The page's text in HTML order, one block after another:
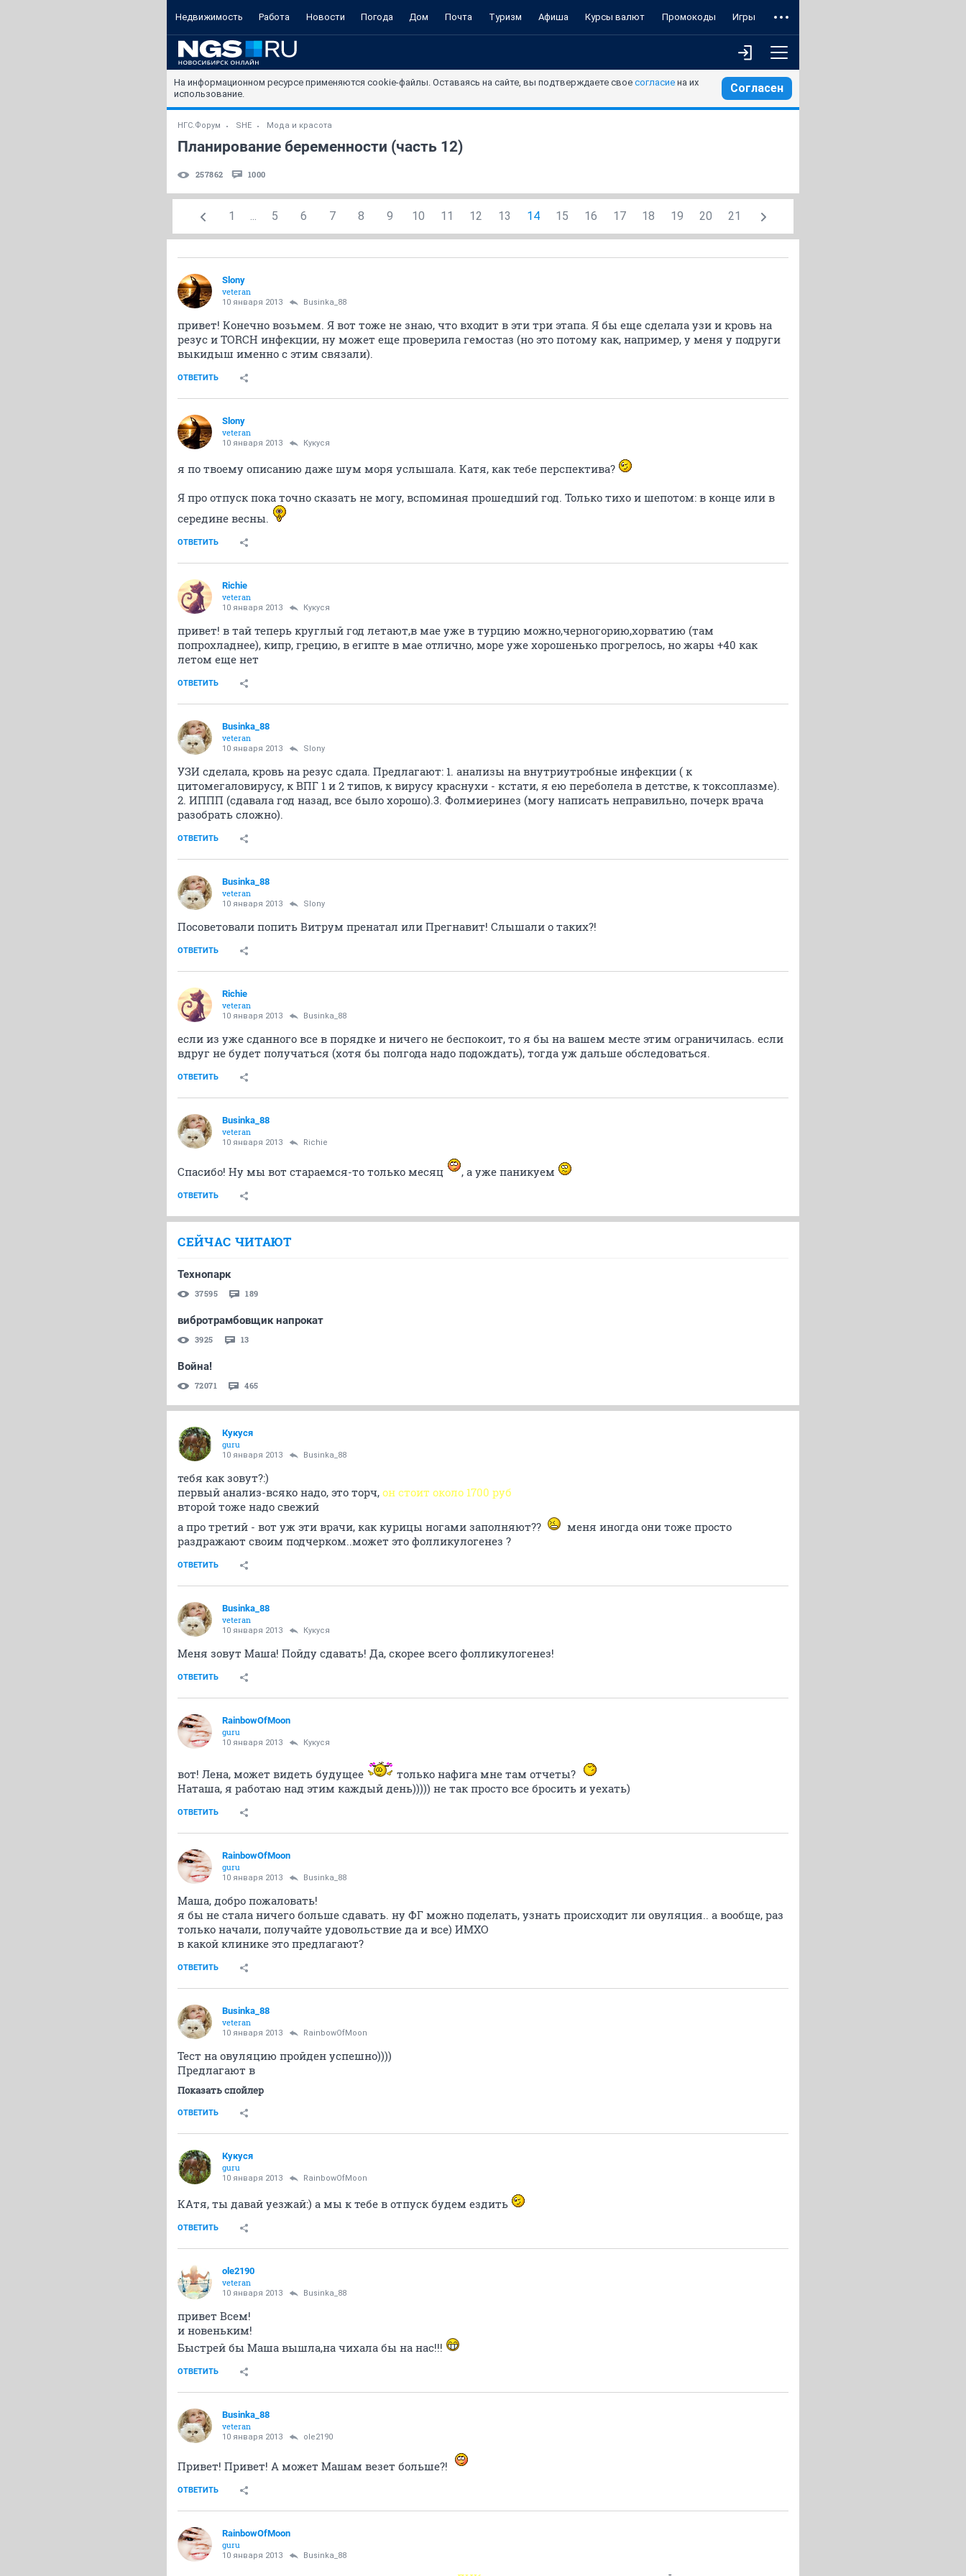
Недвижимость Работа Новости Погода Дом Почта Туризм Афиша Курсы валют Промокоды Игры
На информационном ресурсе применяются cookie-файлы. Оставаясь на сайте, вы подтверждаете свое согласие на их
использование.
Согласен
НГС.Форум SHE Мода и красота
Планирование беременности (часть 12)
257862 1000
1 ... 5 6 7 8 9 10 11 12 13 14 15 16 17 18 19 20 21
Slony
veteran
10 января 2013 Businka_88
привет! Конечно возьмем. Я вот тоже не знаю, что входит в эти три этапа. Я бы еще сделала узи и кровь на
резус и TORCH инфекции, ну может еще проверила гемостаз (но это потому как, например, у меня у подруги
выкидыш именно с этим связали).
ОТВЕТИТЬ
Slony
veteran
10 января 2013 Кукуся
я по твоему описанию даже шум моря услышала. Катя, как тебе перспектива?
Я про отпуск пока точно сказать не могу, вспоминая прошедший год. Только тихо и шепотом: в конце или в
середине весны.
ОТВЕТИТЬ
Richie
veteran
10 января 2013 Кукуся
привет! в тай теперь круглый год летают,в мае уже в турцию можно,черногорию,хорватию (там
попрохладнее), кипр, грецию, в египте в мае отлично, море уже хорошенько прогрелось, но жары +40 как
летом еще нет
ОТВЕТИТЬ
Businka_88
veteran
10 января 2013 Slony
УЗИ сделала, кровь на резус сдала. Предлагают: 1. анализы на внутриутробные инфекции ( к
цитомегаловирусу, к ВПГ 1 и 2 типов, к вирусу краснухи - кстати, я ею переболела в детстве, к токсоплазме).
2. ИППП (сдавала год назад, все было хорошо).3. Фолмиеринез (могу написать неправильно, почерк врача
разобрать сложно).
ОТВЕТИТЬ
Businka_88
veteran
10 января 2013 Slony
Посоветовали попить Витрум пренатал или Прегнавит! Слышали о таких?!
ОТВЕТИТЬ
Richie
veteran
10 января 2013 Businka_88
если из уже сданного все в порядке и ничего не беспокоит, то я бы на вашем месте этим ограничилась. если
вдруг не будет получаться (хотя бы полгода надо подождать), тогда уж дальше обследоваться.
ОТВЕТИТЬ
Businka_88
veteran
10 января 2013 Richie
Спасибо! Ну мы вот стараемся-то только месяц , а уже паникуем
ОТВЕТИТЬ
СЕЙЧАС ЧИТАЮТ
Технопарк
37595 189
вибротрамбовщик напрокат
3925 13
Война!
72071 465
Кукуся
guru
10 января 2013 Businka_88
тебя как зовут?:)
первый анализ-всяко надо, это торч, он стоит около 1700 руб
второй тоже надо свежий
а про третий - вот уж эти врачи, как курицы ногами заполняют??
меня иногда они тоже просто
раздражают своим подчерком..может это фолликулогенез ?
ОТВЕТИТЬ
Businka_88
veteran
10 января 2013 Кукуся
Меня зовут Маша! Пойду сдавать! Да, скорее всего фолликулогенез!
ОТВЕТИТЬ
RainbowOfMoon
guru
10 января 2013 Кукуся
вот! Лена, может видеть будущее
только нафига мне там отчеты?
Наташа, я работаю над этим каждый день))))) не так просто все бросить и уехать)
ОТВЕТИТЬ
RainbowOfMoon
guru
10 января 2013 Businka_88
Маша, добро пожаловать!
я бы не стала ничего больше сдавать. ну ФГ можно поделать, узнать происходит ли овуляция.. а вообще, раз
только начали, получайте удовольствие да и все) ИМХО
в какой клинике это предлагают?
ОТВЕТИТЬ
Businka_88
veteran
10 января 2013 RainbowOfMoon
Тест на овуляцию пройден успешно))))
Предлагают в
Показать спойлер
ОТВЕТИТЬ
Кукуся
guru
10 января 2013 RainbowOfMoon
КАтя, ты давай уезжай:) а мы к тебе в отпуск будем ездить
ОТВЕТИТЬ
ole2190
veteran
10 января 2013 Businka_88
привет Всем!
и новеньким!
Быстрей бы Маша вышла,на чихала бы на нас!!!
ОТВЕТИТЬ
Businka_88
veteran
10 января 2013 ole2190
Привет! Привет! А может Машам везет больше?!
ОТВЕТИТЬ
RainbowOfMoon
guru
10 января 2013 Businka_88